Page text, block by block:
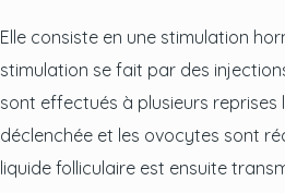
Elle consiste en une stimulation
stimulation se fait par des
sont effectués à plusieurs
déclenchée et les ovocytes sont
liquide folliculaire est ensuite